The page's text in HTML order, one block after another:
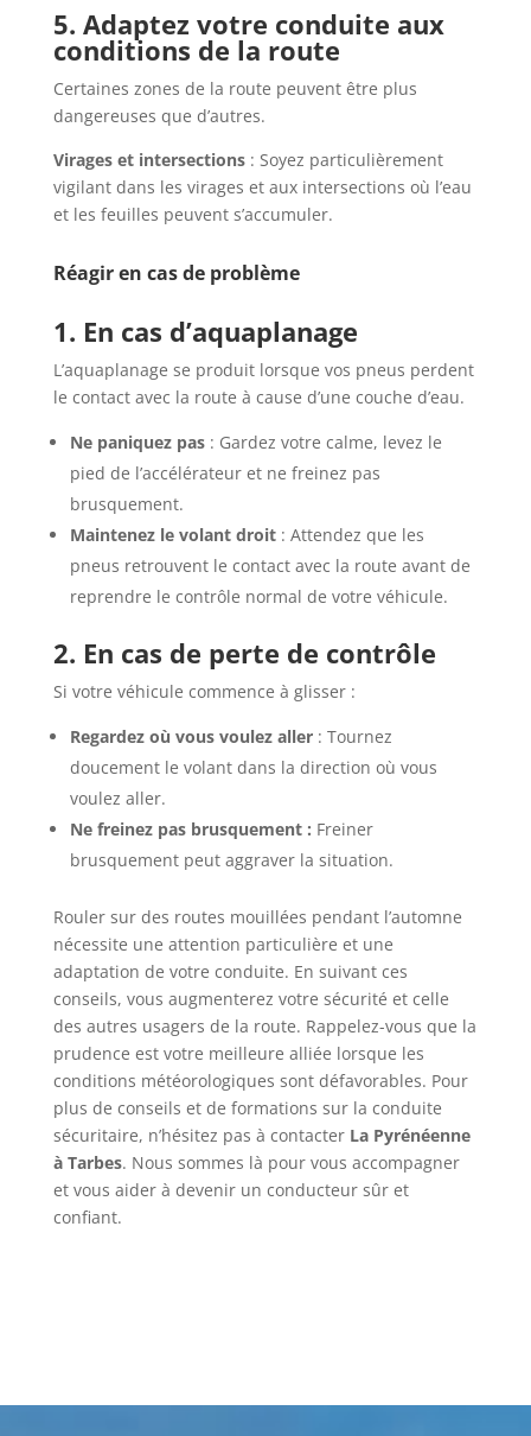
5. Adaptez votre conduite aux
conditions de la route
Certaines zones de la route peuvent être plus
dangereuses que d’autres.
Virages et intersections: Soyez particulièrement
vigilant dans les virages et aux intersections où l’eau
et les feuilles peuvent s’accumuler.
Réagir en cas de problème
1. En cas d’aquaplanage
L’aquaplanage se produit lorsque vos pneus perdent
le contact avec la route à cause d’une couche d’eau.
Ne paniquez pas: Gardez votre calme, levez le
pied de l’accélérateur et ne freinez pas
brusquement.
Maintenez le volant droit: Attendez que les
pneus retrouvent le contact avec la route avant de
reprendre le contrôle normal de votre véhicule.
2. En cas de perte de contrôle
Si votre véhicule commence à glisser :
Regardez où vous voulez aller: Tournez
doucement le volant dans la direction où vous
voulez aller.
Ne freinez pas brusquement : Freiner
brusquement peut aggraver la situation.
Rouler sur des routes mouillées pendant l’automne
nécessite une attention particulière et une
adaptation de votre conduite. En suivant ces
conseils, vous augmenterez votre sécurité et celle
des autres usagers de la route. Rappelez-vous que la
prudence est votre meilleure alliée lorsque les
conditions météorologiques sont défavorables. Pour
plus de conseils et de formations sur la conduite
sécuritaire, n’hésitez pas à contacter La Pyrénéenne
à Tarbes. Nous sommes là pour vous accompagner
et vous aider à devenir un conducteur sûr et
confiant.